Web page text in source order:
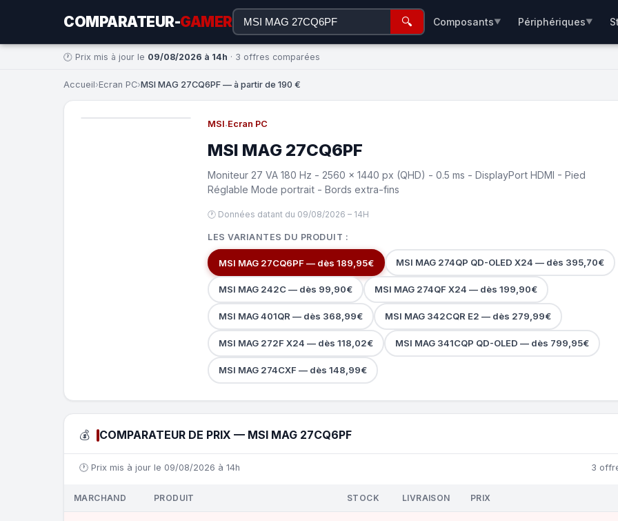
COMPARATEUR-GAMER 🔍 Composants▼ Périphériques▼
🕐 Prix mis à jour le 09/08/2026 à 14h · 3 offres comparées
Accueil›Ecran PC›MSI MAG 27CQ6PF — à partir de 190 €
MSI·Ecran PC
MSI MAG 27CQ6PF
Moniteur 27 VA 180 Hz - 2560 x 1440 px (QHD) - 0.5 ms - DisplayPort HDMI - Pied
Réglable Mode portrait - Bords extra-fins
🕐 Données datant du 09/08/2026 – 14H
LES VARIANTES DU PRODUIT :
MSI MAG 27CQ6PF — dès 189,95€ MSI MAG 274QP QD-OLED X24 — dès 395,70€
MSI MAG 242C — dès 99,90€ MSI MAG 274QF X24 — dès 199,90€
MSI MAG 401QR — dès 368,99€ MSI MAG 342CQR E2 — dès 279,99€
MSI MAG 272F X24 — dès 118,02€ MSI MAG 341CQP QD-OLED — dès 799,95€
MSI MAG 274CXF — dès 148,99€
💰 COMPARATEUR DE PRIX — MSI MAG 27CQ6PF
🕐 Prix mis à jour le 09/08/2026 à 14h 3
MARCHAND PRODUIT STOCK LIVRAISON PRIX